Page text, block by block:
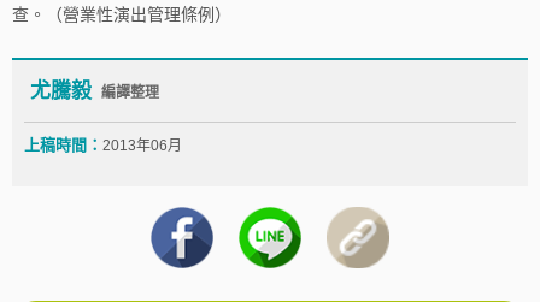
查。（營業性演出管理條例）
尤騰毅 編譯整理
上稿時間： 2013年06月